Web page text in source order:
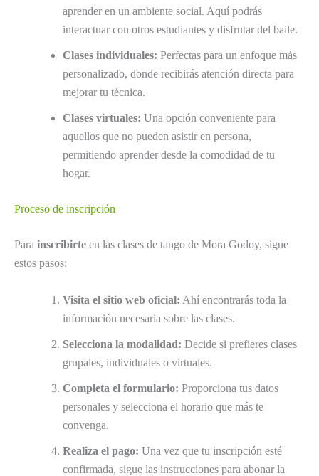
aprender en un ambiente social. Aquí podrás
interactuar con otros estudiantes y disfrutar del baile.
Clases individuales: Perfectas para un enfoque más
personalizado, donde recibirás atención directa para
mejorar tu técnica.
Clases virtuales: Una opción conveniente para
aquellos que no pueden asistir en persona,
permitiendo aprender desde la comodidad de tu
hogar.
Proceso de inscripción
Para inscribirte en las clases de tango de Mora Godoy, sigue
estos pasos:
Visita el sitio web oficial: Ahí encontrarás toda la
información necesaria sobre las clases.
Selecciona la modalidad: Decide si prefieres clases
grupales, individuales o virtuales.
Completa el formulario: Proporciona tus datos
personales y selecciona el horario que más te
convenga.
Realiza el pago: Una vez que tu inscripción esté
confirmada, sigue las instrucciones para abonar la